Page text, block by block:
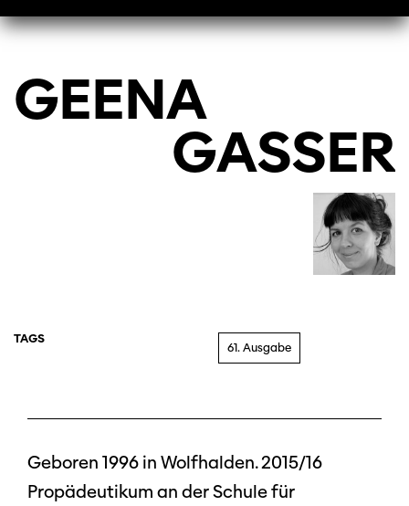
GEENA
GASSER
TAGS
61. Ausgabe
Geboren 1996 in Wolfhalden. 2015/16
Propädeutikum an der Schule für